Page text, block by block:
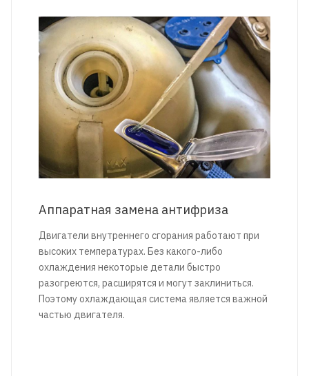
Аппаратная замена антифриза
Двигатели внутреннего сгорания работают при
высоких температурах. Без какого-либо
охлаждения некоторые детали быстро
разогреются, расширятся и могут заклиниться.
Поэтому охлаждающая система является важной
частью двигателя.